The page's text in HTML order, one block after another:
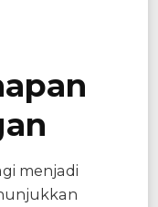
menjadi